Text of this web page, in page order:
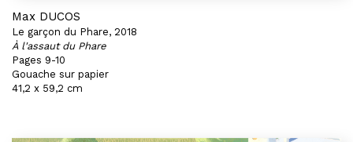
Max DUCOS
Le garçon du Phare, 2018
À l'assaut du Phare
Pages 9-10
Gouache sur papier
41,2 x 59,2 cm